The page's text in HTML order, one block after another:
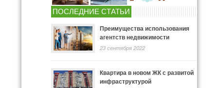
ПОСЛЕДНИЕ СТАТЬИ
Преимущества использования
агентств недвижимости
23 сентября 2022
Квартира в новом ЖК с развитой
инфраструктурой